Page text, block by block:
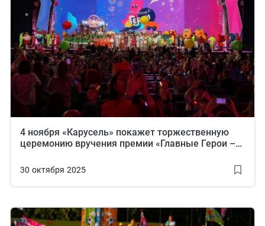
30 октября 2025
4 ноября «Карусель» покажет торжественную
церемонию вручения премии «Главные Герои –